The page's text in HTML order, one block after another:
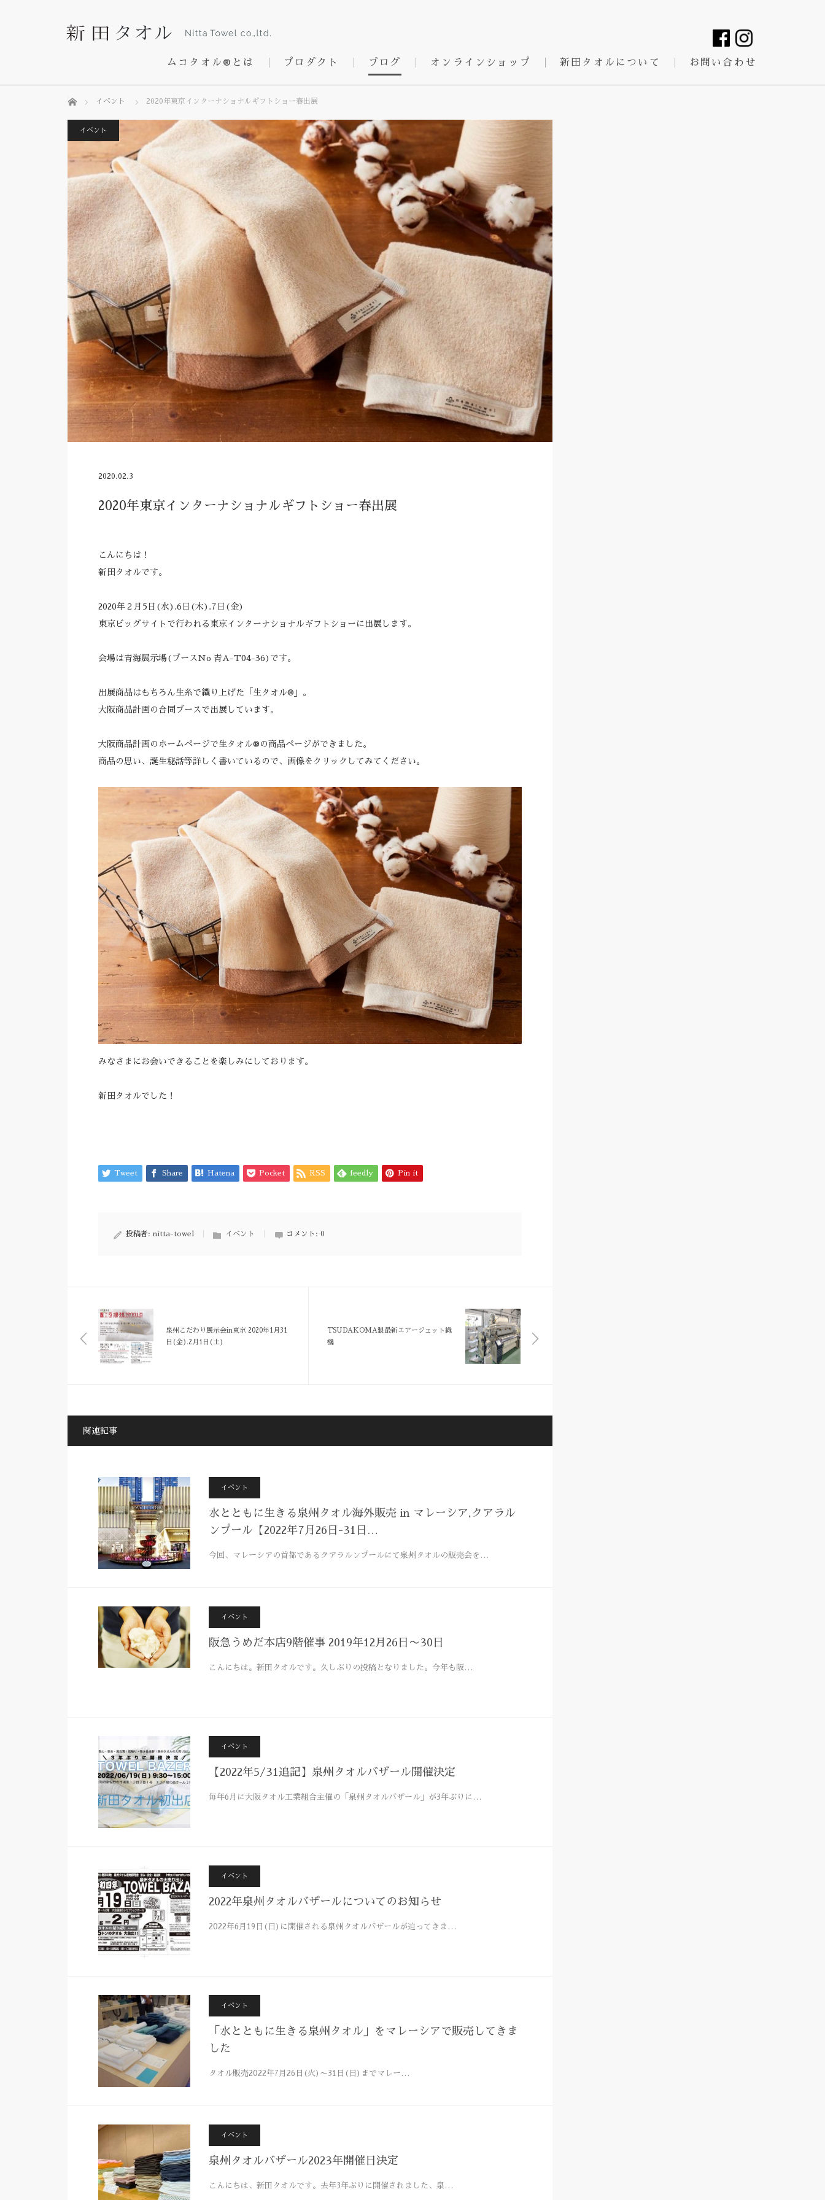
ムコタオル®とは プロダクト ブログ オンラインショップ 新田タオルについて お問い合わせ
ホーム イベント 2020年東京インターナショナルギフトショー春出展
イベント
2020.02.3
2020年東京インターナショナルギフトショー春出展
こんにちは！
新田タオルです。
2020年２月5日(水).6日(木).7日(金)
東京ビッグサイトで行われる東京インターナショナルギフトショーに出展します。
会場は青海展示場(ブースNo 青A-T04-36)です。
出展商品はもちろん生糸で織り上げた「生タオル®︎」。
大阪商品計画の合同ブースで出展しています。
大阪商品計画のホームページで生タオル®︎の商品ページができました。
商品の思い、誕生秘話等詳しく書いているので、画像をクリックしてみてください。
みなさまにお会いできることを楽しみにしております。
新田タオルでした！
Tweet Share Hatena Pocket RSS feedly Pin it
投稿者: nitta-towel イベント コメント: 0
泉州こだわり展示会in東京 2020年1月31
日(金).2月1日(土)
TSUDAKOMA製最新エアージェット織
機
関連記事
イベント
水とともに生きる泉州タオル海外販売 in マレーシア,クアラル
ンプール【2022年7月26日-31日…
今回、マレーシアの首都であるクアラルンプールにて泉州タオルの販売会を…
イベント
阪急うめだ本店9階催事 2019年12月26日〜30日
こんにちは。新田タオルです。久しぶりの投稿となりました。今年も阪…
イベント
【2022年5/31追記】泉州タオルバザール開催決定
毎年6月に大阪タオル工業組合主催の「泉州タオルバザール」が3年ぶりに…
イベント
2022年泉州タオルバザールについてのお知らせ
2022年6月19日(日)に開催される泉州タオルバザールが迫ってきま…
イベント
「水とともに生きる泉州タオル」をマレーシアで販売してきま
した
タオル販売2022年7月26日(火)〜31日(日)までマレー…
イベント
泉州タオルバザール2023年開催日決定
こんにちは、新田タオルです。去年3年ぶりに開催されました、泉…